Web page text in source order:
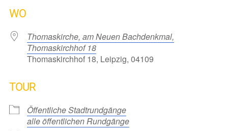
WO
Thomaskirche, am Neuen Bachdenkmal,
Thomaskirchhof 18
Thomaskirchhof 18, Leipzig, 04109
TOUR
Öffentliche Stadtrundgänge
alle öffentlichen Rundgänge